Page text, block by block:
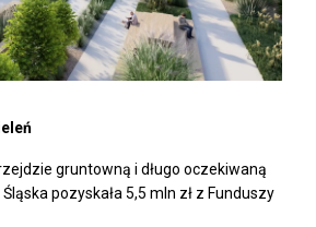
gruntowną i długo oczekiwaną
pozyskała 5,5 mln zł z Funduszy